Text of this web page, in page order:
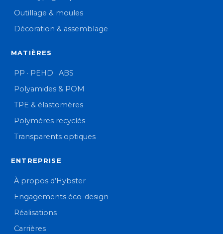
Outillage & moules
Décoration & assemblage
MATIÈRES
PP · PEHD · ABS
Polyamides & POM
TPE & élastomères
Polymères recyclés
Transparents optiques
ENTREPRISE
À propos d’Hybster
Engagements éco-design
Réalisations
Carrières